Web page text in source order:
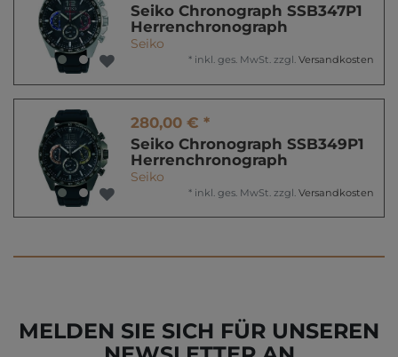
Seiko Chronograph SSB347P1
Herrenchronograph
Seiko
* inkl. ges. MwSt. zzgl. Versandkosten
280,00 € *
Seiko Chronograph SSB349P1
Herrenchronograph
Seiko
* inkl. ges. MwSt. zzgl. Versandkosten
MELDEN SIE SICH FÜR UNSEREN